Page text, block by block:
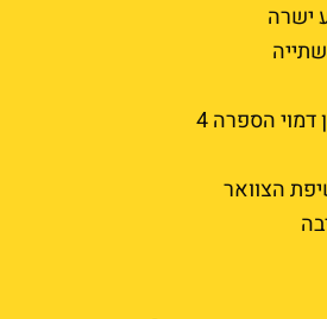
ישרה
הספרה 4
הצוואר